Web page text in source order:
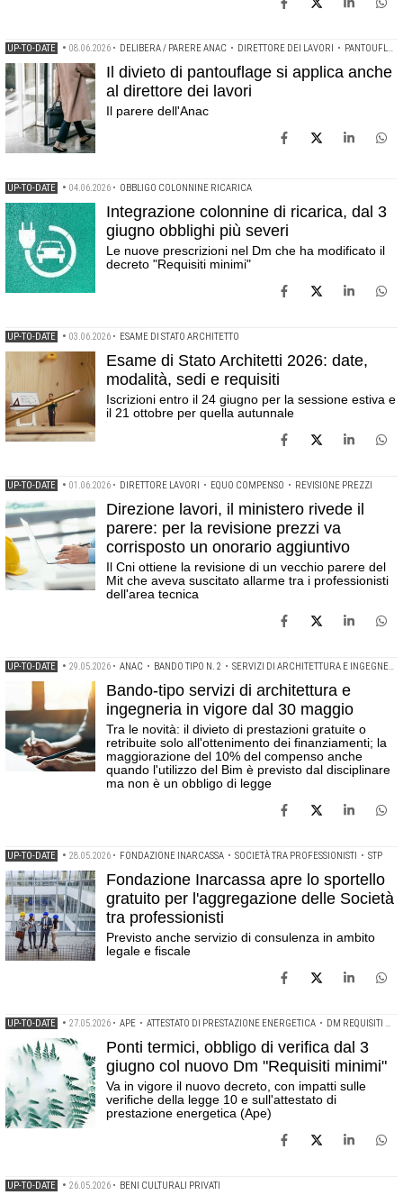
UP-TO-DATE • 08.06.2026 • DELIBERA / PARERE ANAC • DIRETTORE DEI LAVORI • PANTOUFLAGE
Il divieto di pantouflage si applica anche
al direttore dei lavori
Il parere dell'Anac
UP-TO-DATE • 04.06.2026 • OBBLIGO COLONNINE RICARICA
Integrazione colonnine di ricarica, dal 3
giugno obblighi più severi
Le nuove prescrizioni nel Dm che ha modificato il
decreto "Requisiti minimi"
UP-TO-DATE • 03.06.2026 • ESAME DI STATO ARCHITETTO
Esame di Stato Architetti 2026: date,
modalità, sedi e requisiti
Iscrizioni entro il 24 giugno per la sessione estiva e
il 21 ottobre per quella autunnale
UP-TO-DATE • 01.06.2026 • DIRETTORE LAVORI • EQUO COMPENSO • REVISIONE PREZZI
Direzione lavori, il ministero rivede il
parere: per la revisione prezzi va
corrisposto un onorario aggiuntivo
Il Cni ottiene la revisione di un vecchio parere del
Mit che aveva suscitato allarme tra i professionisti
dell'area tecnica
UP-TO-DATE • 29.05.2026 • ANAC • BANDO TIPO N. 2 • SERVIZI DI ARCHITETTURA E INGEGNERIA
Bando-tipo servizi di architettura e
ingegneria in vigore dal 30 maggio
Tra le novità: il divieto di prestazioni gratuite o
retribuite solo all'ottenimento dei finanziamenti; la
maggiorazione del 10% del compenso anche
quando l'utilizzo del Bim è previsto dal disciplinare
ma non è un obbligo di legge
UP-TO-DATE • 28.05.2026 • FONDAZIONE INARCASSA • SOCIETÀ TRA PROFESSIONISTI • STP
Fondazione Inarcassa apre lo sportello
gratuito per l'aggregazione delle Società
tra professionisti
Previsto anche servizio di consulenza in ambito
legale e fiscale
UP-TO-DATE • 27.05.2026 • APE • ATTESTATO DI PRESTAZIONE ENERGETICA • DM REQUISITI MINIMI
Ponti termici, obbligo di verifica dal 3
giugno col nuovo Dm "Requisiti minimi"
Va in vigore il nuovo decreto, con impatti sulle
verifiche della legge 10 e sull'attestato di
prestazione energetica (Ape)
UP-TO-DATE • 26.05.2026 • BENI CULTURALI PRIVATI